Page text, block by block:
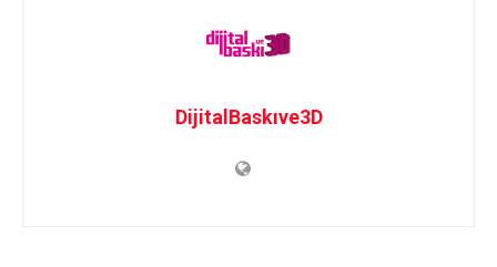
DijitalBaskıve3D